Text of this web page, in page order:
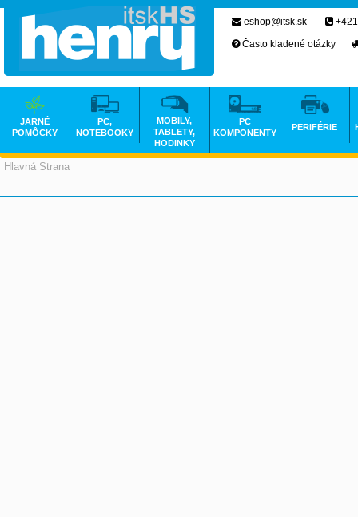
Hlavná Strana
eshop@itsk.sk
Často kladené otázky
JARNÉ
POMÔCKY
PC,
NOTEBOOKY
MOBILY,
TABLETY,
HODINKY
PC
KOMPONENTY
PERIFÉRIE